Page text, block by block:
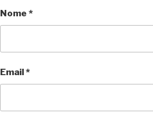
Nome *
Email*